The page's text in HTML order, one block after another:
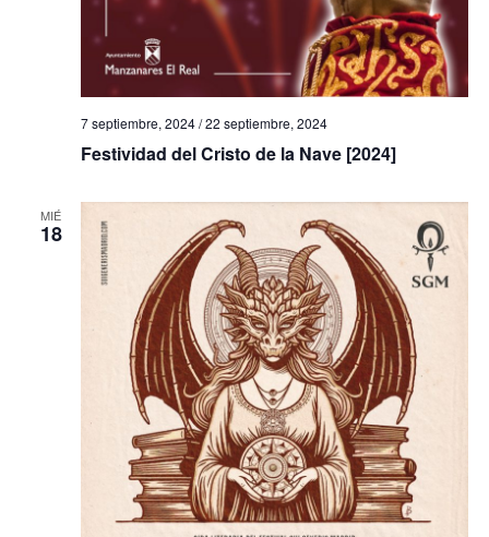
7 septiembre, 2024/22 septiembre, 2024
Festividad del Cristo de la Nave [2024]
MIÉ
18